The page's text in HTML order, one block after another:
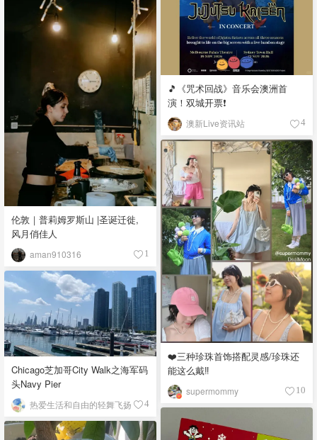
🎵《咒术回战》音乐会澳洲首
演！双城开票❗️
澳新Live资讯站 4
伦敦｜普莉姆罗斯山 |圣诞迁徙,
风月俏佳人
aman910316 1
❤️三种珍珠首饰搭配灵感/珍珠还
能这么戴‼️
supermommy 10
Chicago芝加哥City Walk之海军码
头Navy Pier
热爱生活和自由的轻舞飞扬 4